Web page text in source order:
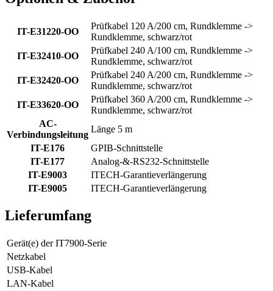
IT-E31220-OO
Prüfkabel 120 A/200 cm, Rundklemme ->
Rundklemme, schwarz/rot
IT-E32410-OO
Prüfkabel 240 A/100 cm, Rundklemme ->
Rundklemme, schwarz/rot
IT-E32420-OO
Prüfkabel 240 A/200 cm, Rundklemme ->
Rundklemme, schwarz/rot
IT-E33620-OO
Prüfkabel 360 A/200 cm, Rundklemme ->
Rundklemme, schwarz/rot
AC-
Verbindungsleitung
Länge 5 m
IT-E176
GPIB-Schnittstelle
IT-E177
Analog-&-RS232-Schnittstelle
IT-E9003
ITECH-Garantieverlängerung
IT-E9005
ITECH-Garantieverlängerung
Lieferumfang
Gerät(e) der IT7900-Serie
Netzkabel
USB-Kabel
LAN-Kabel